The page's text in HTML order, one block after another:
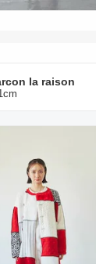
la raison
cm